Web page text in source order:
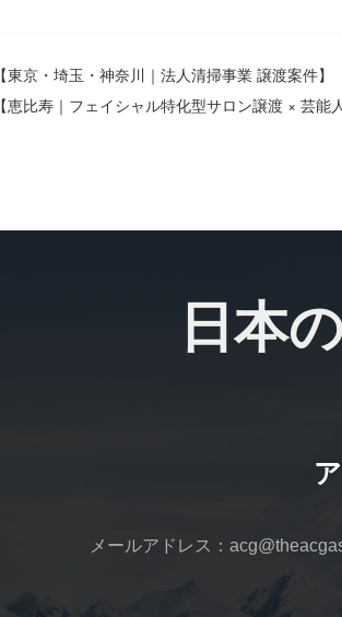
【東京・埼玉・神奈川｜法人清掃事業 譲渡案件】
日本
メールアドレス：